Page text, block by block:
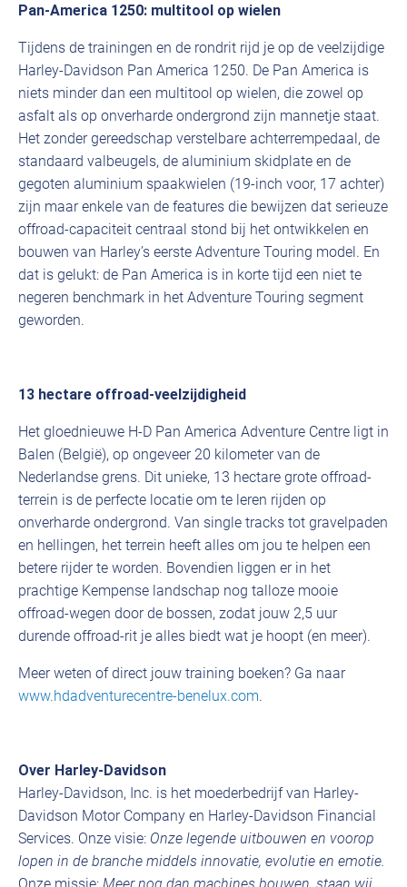
Pan-America 1250: multitool op wielen
Tijdens de trainingen en de rondrit rijd je op de veelzijdige
Harley-Davidson Pan America 1250. De Pan America is
niets minder dan een multitool op wielen, die zowel op
asfalt als op onverharde ondergrond zijn mannetje staat.
Het zonder gereedschap verstelbare achterrempedaal, de
standaard valbeugels, de aluminium skidplate en de
gegoten aluminium spaakwielen (19-inch voor, 17 achter)
zijn maar enkele van de features die bewijzen dat serieuze
offroad-capaciteit centraal stond bij het ontwikkelen en
bouwen van Harley’s eerste Adventure Touring model. En
dat is gelukt: de Pan America is in korte tijd een niet te
negeren benchmark in het Adventure Touring segment
geworden.
13 hectare offroad-veelzijdigheid
Het gloednieuwe H-D Pan America Adventure Centre ligt in
Balen (België), op ongeveer 20 kilometer van de
Nederlandse grens. Dit unieke, 13 hectare grote offroad-
terrein is de perfecte locatie om te leren rijden op
onverharde ondergrond. Van single tracks tot gravelpaden
en hellingen, het terrein heeft alles om jou te helpen een
betere rijder te worden. Bovendien liggen er in het
prachtige Kempense landschap nog talloze mooie
offroad-wegen door de bossen, zodat jouw 2,5 uur
durende offroad-rit je alles biedt wat je hoopt (en meer).
Meer weten of direct jouw training boeken? Ga naar
www.hdadventurecentre-benelux.com.
Over Harley-Davidson
Harley-Davidson, Inc. is het moederbedrijf van Harley-
Davidson Motor Company en Harley-Davidson Financial
Services. Onze visie: Onze legende uitbouwen en voorop
lopen in de branche middels innovatie, evolutie en emotie.